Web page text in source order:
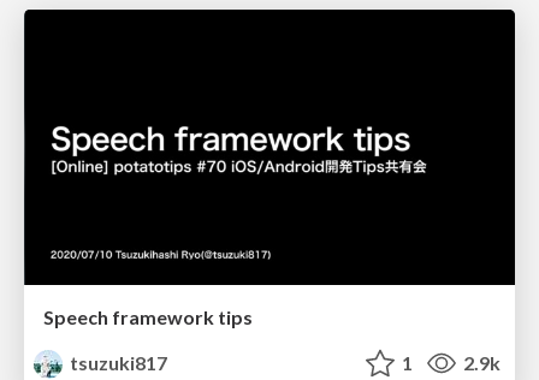
Speech framework tips
tsuzuki817
1 2.9k